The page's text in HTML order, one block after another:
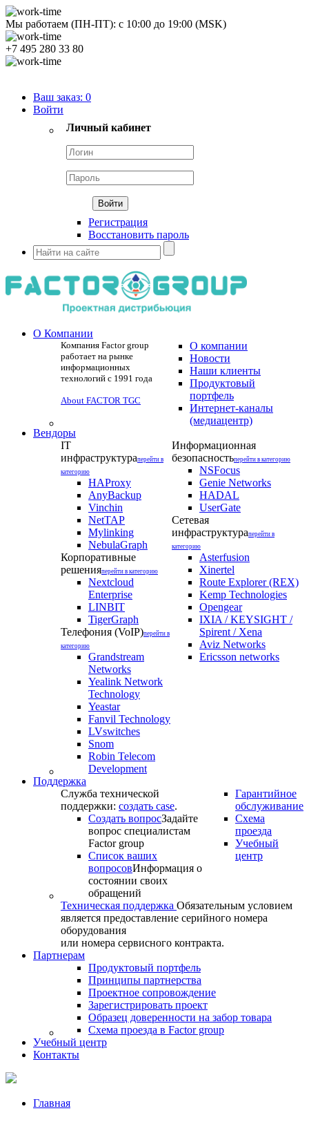
Мы работаем (ПН-ПТ): с 10:00 до 19:00 (MSK)
+7 495 280 33 80
Ваш заказ: 0
Войти
Личный кабинет
Регистрация
Восстановить пароль
О Компании
Компания Factor group
работает на рынке
информационных
технологий с 1991 года
About FACTOR TGC
О компании
Новости
Наши клиенты
Продуктовый
портфель
Интернет-каналы
(медиацентр)
Вендоры
IT
инфраструктураперейти в
категорию
HAProxy
AnyBackup
Vinchin
NetTAP
Mylinking
NebulaGraph
Корпоративные
решенияперейти в категорию
Nextcloud
Enterprise
LINBIT
TigerGraph
Телефония (VoIP)перейти в
категорию
Grandstream
Networks
Yealink Network
Technology
Yeastar
Fanvil Technology
LVswitches
Snom
Robin Telecom
Development
Информационная
безопасностьперейти в категорию
NSFocus
Genie Networks
HADAL
UserGate
Сетевая
инфраструктураперейти в
категорию
Asterfusion
Xinertel
Route Explorer (REX)
Kemp Technologies
Opengear
IXIA / KEYSIGHT /
Spirent / Xena
Aviz Networks
Ericsson networks
Поддержка
Служба технической
поддержки: создать case.
Создать вопросЗадайте
вопрос специалистам
Factor group
Список ваших
вопросовИнформация о
состоянии своих
обращений
Гарантийное
обслуживание
Схема
проезда
Учебный
центр
Техническая поддержка Обязательным условием
является предоставление серийного номера
оборудования
или номера сервисного контракта.
Партнерам
Продуктовый портфель
Принципы партнерства
Проектное сопровождение
Зарегистрировать проект
Образец доверенности на забор товара
Схема проезда в Factor group
Учебный центр
Контакты
Главная